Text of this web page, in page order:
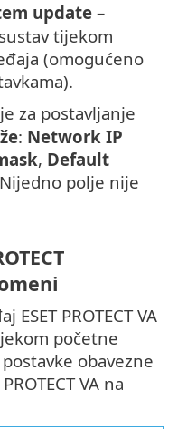
update –
tijekom
(omogućeno
za postavljanje
: Network IP
, Default
polje nije
PROTECT VA
početne
obavezne
VA na